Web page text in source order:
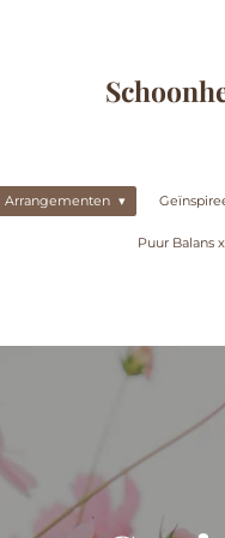
Arrangementen
Puur Balans